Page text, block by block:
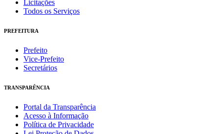
Licitações
Todos os Serviços
PREFEITURA
Prefeito
Vice-Prefeito
Secretários
TRANSPARÊNCIA
Portal da Transparência
Acesso à Informação
Política de Privacidade